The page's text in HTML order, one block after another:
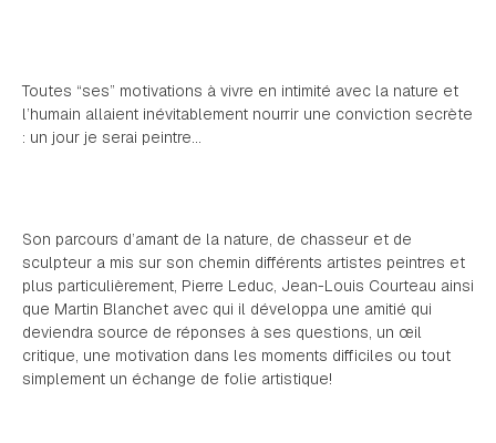
Toutes “ses” motivations à vivre en intimité avec la nature et
l’humain allaient inévitablement nourrir une conviction secrète
: un jour je serai peintre…
Son parcours d’amant de la nature, de chasseur et de
sculpteur a mis sur son chemin différents artistes peintres et
plus particulièrement, Pierre Leduc, Jean-Louis Courteau ainsi
que Martin Blanchet avec qui il développa une amitié qui
deviendra source de réponses à ses questions, un œil
critique, une motivation dans les moments difficiles ou tout
simplement un échange de folie artistique!